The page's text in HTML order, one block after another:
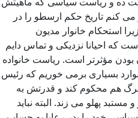
کنم تاریخ حکم ارسطو را در
استحکام خانوار مدیون
احیانا نزدیکی و تماس دایم
مؤثرتر است. ریاست خانواده
بسیاری برمی خوریم که رئیس
هم محکوم کند و قدرتش به
پهلو می زند. البته نباید